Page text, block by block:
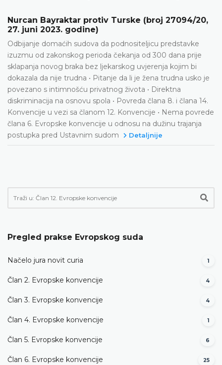
Nurcan Bayraktar protiv Turske (broj 27094/20,
27. juni 2023. godine)
Odbijanje domaćih sudova da podnositeljicu predstavke
izuzmu od zakonskog perioda čekanja od 300 dana prije
sklapanja novog braka bez ljekarskog uvjerenja kojim bi
dokazala da nije trudna • Pitanje da li je žena trudna usko je
povezano s intimnošću privatnog života • Direktna
diskriminacija na osnovu spola • Povreda člana 8. i člana 14.
Konvencije u vezi sa članom 12. Konvencije • Nema povrede
člana 6. Evropske konvencije u odnosu na dužinu trajanja
postupka pred Ustavnim sudom
Detaljnije
Pregled prakse Evropskog suda
Načelo jura novit curia 1
Član 2. Evropske konvencije 4
Član 3. Evropske konvencije 4
Član 4. Evropske konvencije 1
Član 5. Evropske konvencije 6
Član 6. Evropske konvencije 25